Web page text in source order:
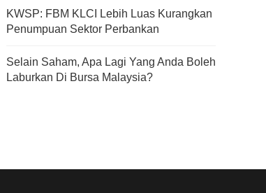
KWSP: FBM KLCI Lebih Luas Kurangkan
Penumpuan Sektor Perbankan
Selain Saham, Apa Lagi Yang Anda Boleh
Laburkan Di Bursa Malaysia?